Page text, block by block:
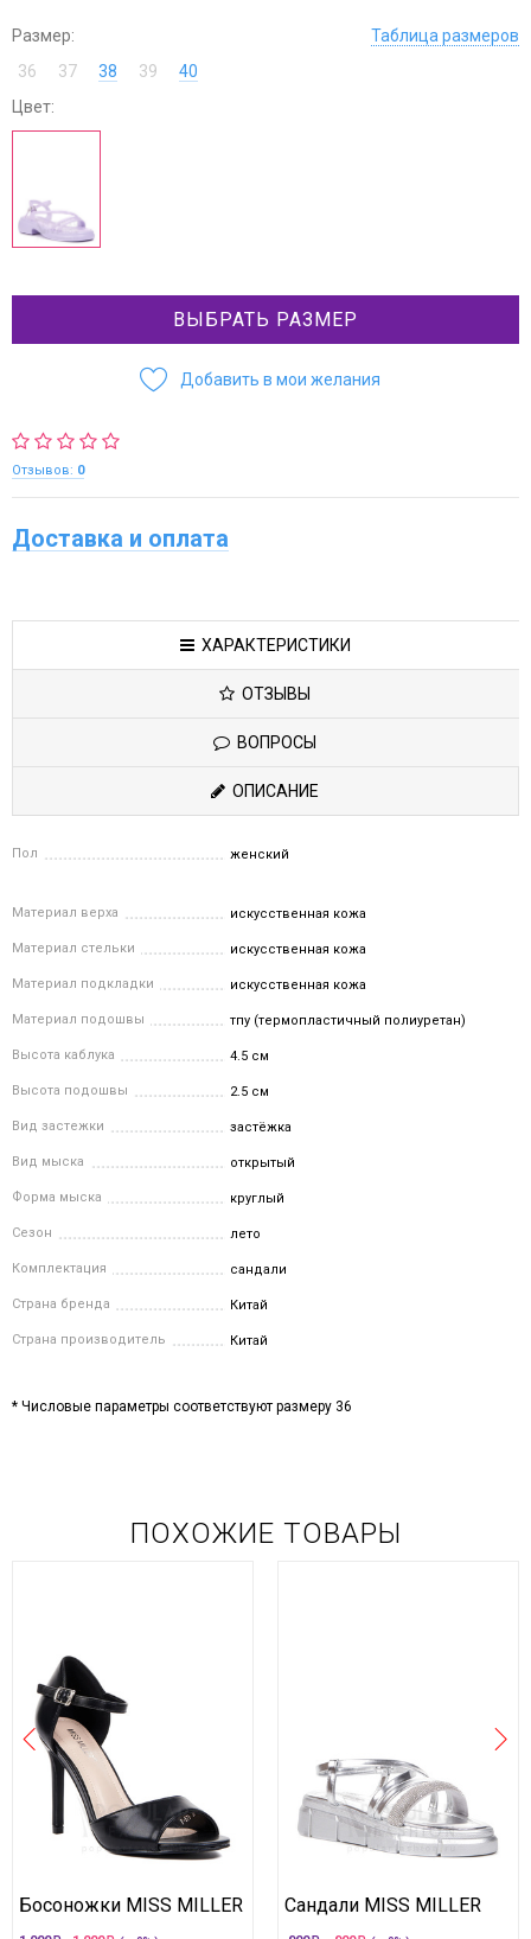
Размер:
Таблица размеров
36
37 38 39
40
Цвет:
ВЫБРАТЬ РАЗМЕР
Добавить в мои желания
Отзывов: 0
Доставка и оплата
ХАРАКТЕРИСТИКИ
ОТЗЫВЫ
ВОПРОСЫ
ОПИСАНИЕ
Пол женский
Материал верха искусственная кожа
Материал стельки искусственная кожа
Материал подкладки искусственная кожа
Материал подошвы тпу (термопластичный полиуретан)
Высота каблука 4.5 см
Высота подошвы 2.5 см
Вид застежки застёжка
Вид мыска открытый
Форма мыска круглый
Сезон лето
Комплектация сандали
Страна бренда Китай
Страна производитель Китай
* Числовые параметры соответствуют размеру 36
ПОХОЖИЕ ТОВАРЫ
Босоножки MISS MILLER Сандали MISS MILLER